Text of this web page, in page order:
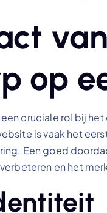
op
cruciale rol bij
is vaak het
Een goed
en het